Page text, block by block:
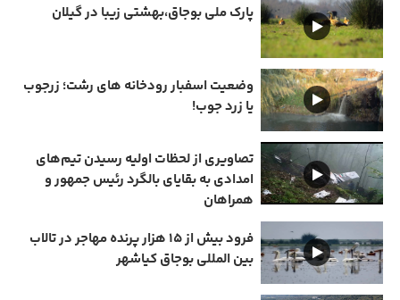
پارک ملی بوجاق،بهشتی زیبا در گیلان
وضعیت اسفبار رودخانه های رشت؛ زرجوب
یا زرد جوب!
تصاویری از لحظات اولیه رسیدن تیم‌های
امدادی به بقایای بالگرد رئیس جمهور و
همراهان
فرود بیش از ۱۵ هزار پرنده مهاجر در تالاب
بین المللی بوجاق کیاشهر